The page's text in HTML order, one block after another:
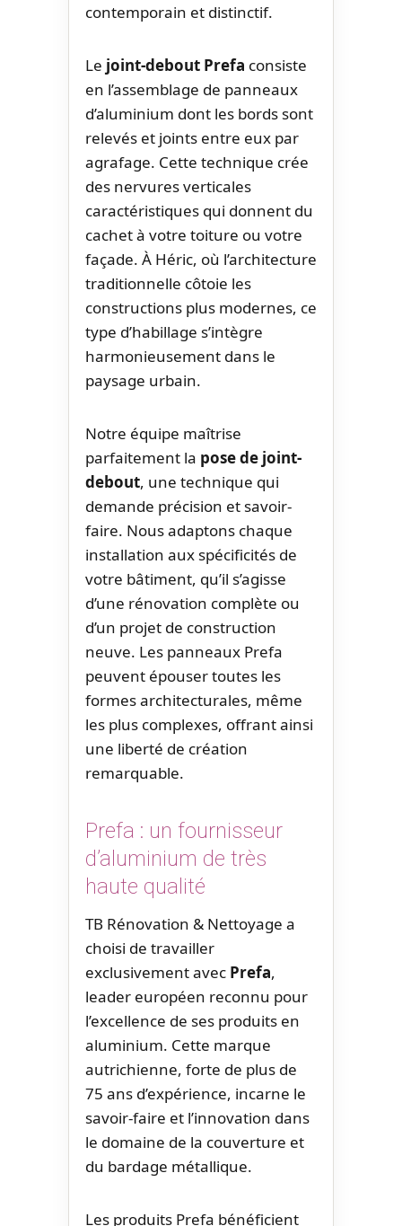
contemporain et distinctif.
Le joint-debout Prefa consiste
en l’assemblage de panneaux
d’aluminium dont les bords sont
relevés et joints entre eux par
agrafage. Cette technique crée
des nervures verticales
caractéristiques qui donnent du
cachet à votre toiture ou votre
façade. À Héric, où l’architecture
traditionnelle côtoie les
constructions plus modernes, ce
type d’habillage s’intègre
harmonieusement dans le
paysage urbain.
Notre équipe maîtrise
parfaitement la pose de joint-
debout, une technique qui
demande précision et savoir-
faire. Nous adaptons chaque
installation aux spécificités de
votre bâtiment, qu’il s’agisse
d’une rénovation complète ou
d’un projet de construction
neuve. Les panneaux Prefa
peuvent épouser toutes les
formes architecturales, même
les plus complexes, offrant ainsi
une liberté de création
remarquable.
Prefa : un fournisseur
d’aluminium de très
haute qualité
TB Rénovation & Nettoyage a
choisi de travailler
exclusivement avec Prefa,
leader européen reconnu pour
l’excellence de ses produits en
aluminium. Cette marque
autrichienne, forte de plus de
75 ans d’expérience, incarne le
savoir-faire et l’innovation dans
le domaine de la couverture et
du bardage métallique.
Les produits Prefa bénéficient